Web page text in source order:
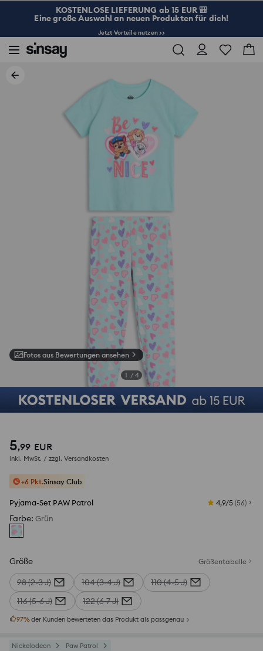
KOSTENLOSE LIEFERUNG ab 15 EUR 🎒
Eine große Auswahl an neuen Produkten für dich!
Jetzt Vorteile nutzen >>
Fotos aus Bewertungen ansehen
1 / 4
5,99 EUR
inkl. MwSt. / zzgl. Versandkosten
+6 Pkt.Sinsay Club
Pyjama-Set PAW Patrol 4,9/5 (56)
Farbe: Grün
Größe Größentabelle
98 (2-3 J) 104 (3-4 J)
110 (4-5 J)
116 (5-6 J)
122 (6-7 J)
97%der Kunden bewerteten das Produkt als passgenau
Nickelodeon Paw Patrol